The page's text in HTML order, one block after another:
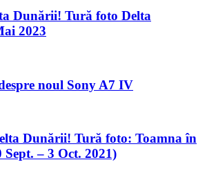
Dunării! Tură foto Delta
2023
noul Sony A7 IV
Dunării! Tură foto: Toamna în
– 3 Oct. 2021)